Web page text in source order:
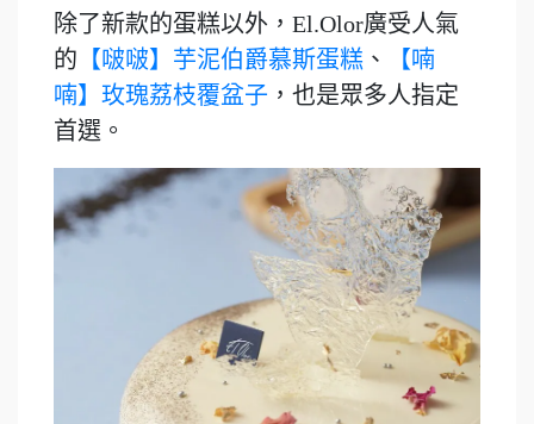
除了新款的蛋糕以外，El.Olor廣受人氣
的 【啵啵】芋泥伯爵慕斯蛋糕 、
【喃
喃】玫瑰荔枝覆盆子 ，也是眾多人指定
首選。